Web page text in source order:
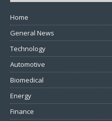
Home
General News
Technology
Automotive
Biomedical
Energy
Finance